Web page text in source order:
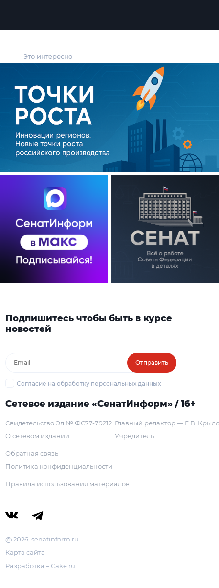
Это интересно
Подпишитесь чтобы быть в курсе
новостей
Отправить
Согласие на обработку персональных данных
Сетевое издание «СенатИнформ» / 16+
Свидетельство Эл № ФС77-79212
О сетевом издании
Главный редактор — Г. В.
Учредитель
Обратная связь
Политика конфиденциальности
Правила использования материалов
@ 2026, senatinform.ru
Карта сайта
Разработка – Cake.ru